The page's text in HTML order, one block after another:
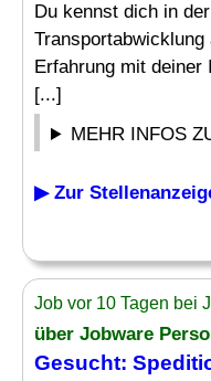
Du kennst dich in
Erfahrung mit deiner
[...]
MEHR INFOS
▶ Zur
Job vor 10 Tagen bei
über Jobware
Gesucht: